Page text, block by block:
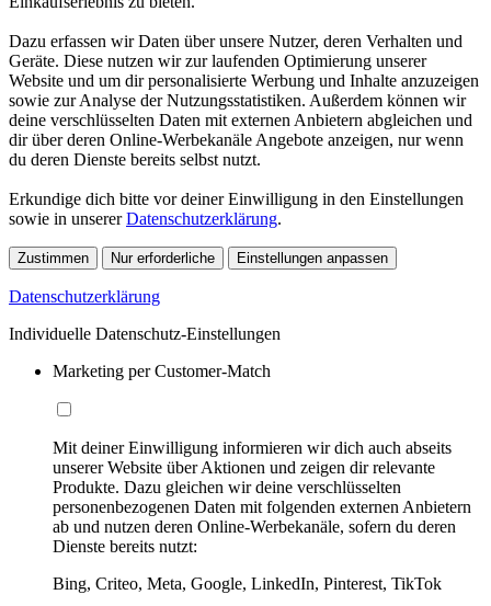
Dazu erfassen wir Daten über unsere Nutzer, deren Verhalten und
Geräte. Diese nutzen wir zur laufenden Optimierung unserer
Website und um dir personalisierte Werbung und Inhalte anzuzeigen
sowie zur Analyse der Nutzungsstatistiken. Außerdem können wir
deine verschlüsselten Daten mit externen Anbietern abgleichen und
dir über deren Online-Werbekanäle Angebote anzeigen, nur wenn
du deren Dienste bereits selbst nutzt.
Erkundige dich bitte vor deiner Einwilligung in den Einstellungen
sowie in unsererDatenschutzerklärung.
Zustimmen Nur erforderliche Einstellungen anpassen
Datenschutzerklärung
Individuelle Datenschutz-Einstellungen
Marketing per Customer-Match
Mit deiner Einwilligung informieren wir dich auch abseits
unserer Website über Aktionen und zeigen dir relevante
Produkte. Dazu gleichen wir deine verschlüsselten
personenbezogenen Daten mit folgenden externen Anbietern
ab und nutzen deren Online-Werbekanäle, sofern du deren
Dienste bereits nutzt:
Bing, Criteo, Meta, Google, LinkedIn, Pinterest, TikTok